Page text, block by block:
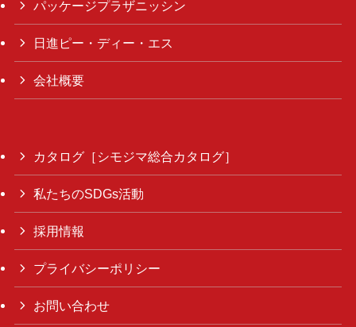
パッケージプラザニッシン
日進ピー・ディー・エス
会社概要
カタログ［シモジマ総合カタログ］
私たちのSDGs活動
採用情報
プライバシーポリシー
お問い合わせ